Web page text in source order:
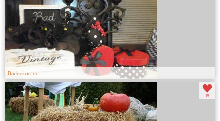
Badezimmer
18